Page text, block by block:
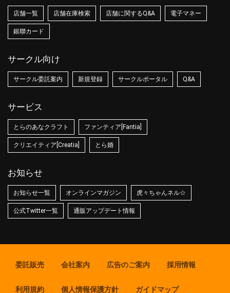
店舗一覧 店舗在庫検索 店舗に関するQ&A 電子マネー
銀聯カード
サークル向け
サークル委託案内 新規登録 サークルポータル Q&A
サービス
とらのあなクラフト ファンティア[Fantia]
クリエイティア[Creatia] とら婚
お知らせ
お知らせ一覧 オンラインマガジン 虎々ちゃんネル☆
公式Twitter一覧 通販アップデート情報
委託販売 会社案内 広告のご案内 採用情報
利用規約 個人情報保護方針 ガイドマップ